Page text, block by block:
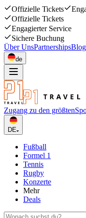
Offizielle Tickets
Offizielle Tickets
Engagierter Service
Sichere Buchung
Über UnsPartnershipsBlog
de
Zugang zu den größten
DE
Fußball
Formel 1
Tennis
Rugby
Konzerte
Mehr
Deals